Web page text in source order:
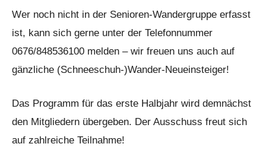
Wer noch nicht in der Senioren-Wandergruppe erfasst
ist, kann sich gerne unter der Telefonnummer
0676/848536100 melden – wir freuen uns auch auf
gänzliche (Schneeschuh-)Wander-Neueinsteiger!
Das Programm für das erste Halbjahr wird demnächst
den Mitgliedern übergeben. Der Ausschuss freut sich
auf zahlreiche Teilnahme!